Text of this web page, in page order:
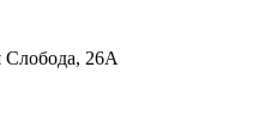
Слобода, 26А